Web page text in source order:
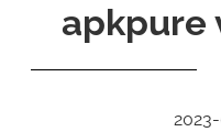
apkpure